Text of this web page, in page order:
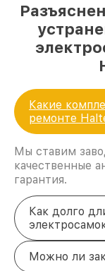
Какие
ремонте
Мы ставим
качественные
гарантия.
Как долго
Можно ли